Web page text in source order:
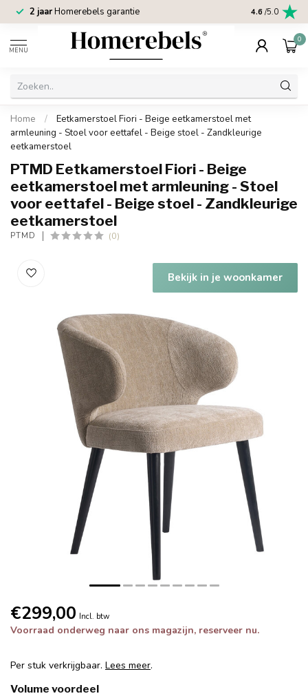
2 jaarHomerebels garantie 4.6 /5.0
MENU
0
Home /
Eetkamerstoel Fiori - Beige eetkamerstoel met
armleuning - Stoel voor eettafel - Beige stoel - Zandkleurige
eetkamerstoel
PTMD Eetkamerstoel Fiori - Beige
eetkamerstoel met armleuning - Stoel
voor eettafel - Beige stoel - Zandkleurige
eetkamerstoel
PTMD (0)
Bekijk in je woonkamer
€299,00 Incl. btw
Voorraad onderweg naar ons magazijn, reserveer nu.
Per stuk verkrijgbaar. Lees meer.
Volume voordeel